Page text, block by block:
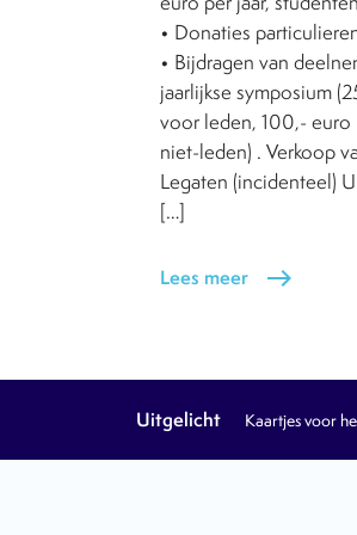
• Donaties
• Bijdragen van
jaarlijkse symposium
voor leden, 100,-
niet-leden) . Verkoop
Legaten (incidenteel)
[…]
Lees meer east
Uitgelicht Kaartjes voor